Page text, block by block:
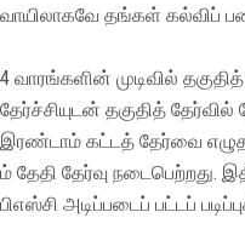
வாயிலாகவே தங்கள் கல்விப்
4 வாரங்களின் முடிவில்
தேர்ச்சியுடன் தகுதித்
இரண்டாம் கட்டத் தேர்வை
ம் தேதி தேர்வு நடைபெற்றது.
பிஎஸ்சி அடிப்படைப் பட்டப்